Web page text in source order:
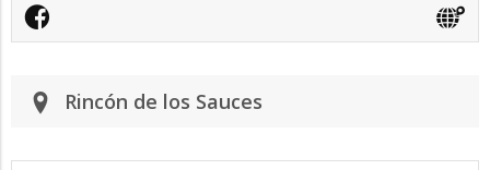
Rincón de los Sauces